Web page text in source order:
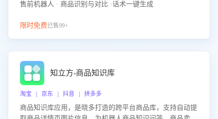
售前机器人 · 商品识别与对比 ·话术一键生成
限时免费已售99+
知立方-商品知识库
淘宝 | 京东 | 抖音 | 拼多多
商品知识库应用，是晓多打造的跨平台商品库，支持自动提